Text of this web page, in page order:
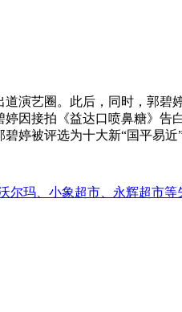
艺圈。此后，同时，郭碧
因接拍《益达口喷鼻糖》
婷被评选为十大新“国平易
尔玛、小象超市、永辉超市等